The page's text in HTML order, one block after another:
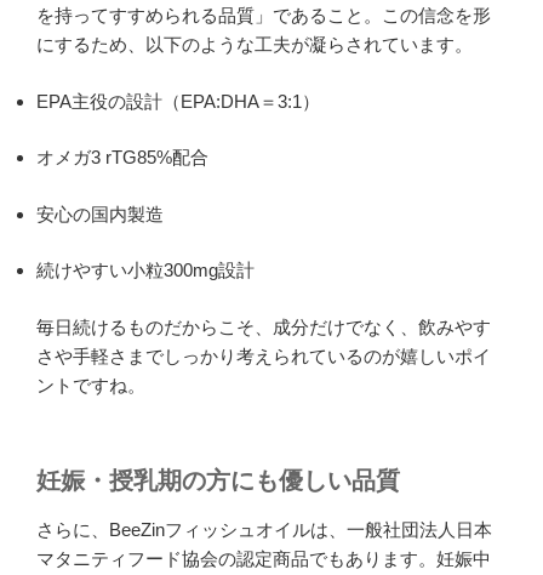
を持ってすすめられる品質」であること。この信念を形
にするため、以下のような工夫が凝らされています。
EPA主役の設計（EPA:DHA＝3:1）
オメガ3 rTG85%配合
安心の国内製造
続けやすい小粒300mg設計
毎日続けるものだからこそ、成分だけでなく、飲みやす
さや手軽さまでしっかり考えられているのが嬉しいポイ
ントですね。
妊娠・授乳期の方にも優しい品質
さらに、BeeZinフィッシュオイルは、一般社団法人日本
マタニティフード協会の認定商品でもあります。妊娠中